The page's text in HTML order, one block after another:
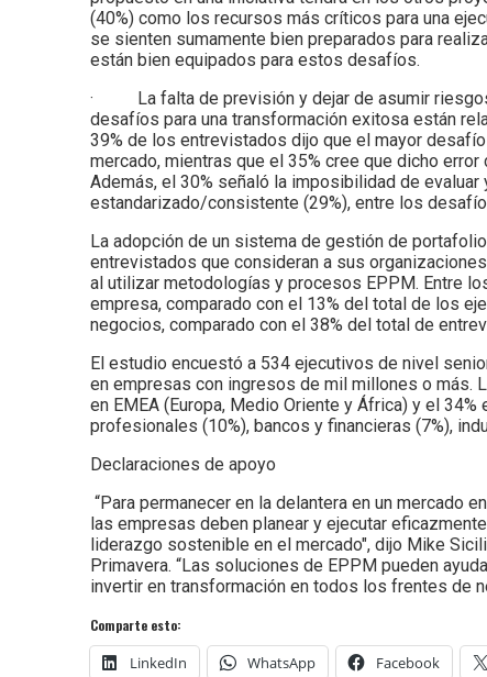
(40%) como los recursos más críticos para una
se sienten sumamente bien preparados para
están bien equipados para estos desafíos.
· La falta de previsión y dejar de asumir riesgos
desafíos para una transformación exitosa están
39% de los entrevistados dijo que el mayor
mercado, mientras que el 35% cree que dicho
Además, el 30% señaló la imposibilidad de
estandarizado/consistente (29%), entre los
La adopción de un sistema de gestión de
entrevistados que consideran a sus
al utilizar metodologías y procesos EPPM. Entre
empresa, comparado con el 13% del total de los
negocios, comparado con el 38% del total de
El estudio encuestó a 534 ejecutivos de nivel
en empresas con ingresos de mil millones o más.
en EMEA (Europa, Medio Oriente y África) y el
profesionales (10%), bancos y financieras (7%),
Declaraciones de apoyo
“Para permanecer en la delantera en un
las empresas deben planear y ejecutar
liderazgo sostenible en el mercado", dijo Mike
Primavera. “Las soluciones de EPPM pueden
invertir en transformación en todos los frentes de
Comparte esto:
LinkedIn WhatsApp Facebook